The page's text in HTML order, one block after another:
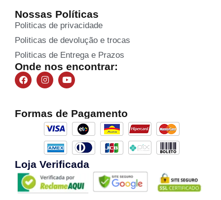
Nossas Políticas
Politicas de privacidade
Politicas de devolução e trocas
Politicas de Entrega e Prazos
Onde nos encontrar:
Formas de Pagamento
Loja Verificada